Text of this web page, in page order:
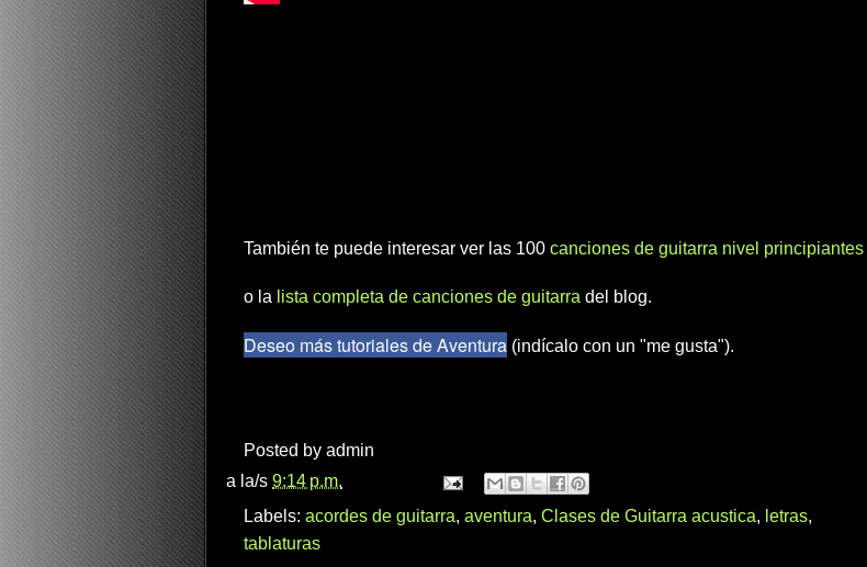
También te puede interesar ver las 100 canciones de guitarra nivel principiantes
o la lista completa de canciones de guitarra del blog.
Deseo más tutoriales de Aventura (indícalo con un "me gusta").
Posted by admin
a la/s 9:14 p.m.
Labels: acordes de guitarra, aventura, Clases de Guitarra acustica, letras,
tablaturas